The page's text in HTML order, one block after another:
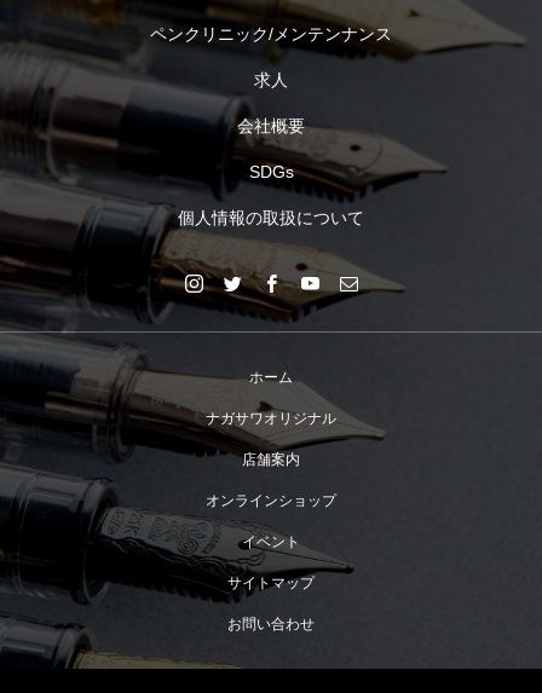
ペンクリニック/メンテンナンス
求人
会社概要
SDGs
個人情報の取扱について
ホーム
ナガサワオリジナル
店舗案内
オンラインショップ
イベント
サイトマップ
お問い合わせ